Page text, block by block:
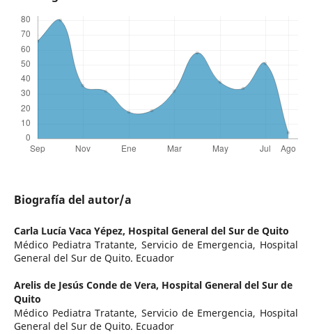
Biografía del autor/a
Carla Lucía Vaca Yépez, Hospital General del Sur de Quito
Médico Pediatra Tratante, Servicio de Emergencia, Hospital
General del Sur de Quito. Ecuador
Arelis de Jesús Conde de Vera, Hospital General del Sur de
Quito
Médico Pediatra Tratante, Servicio de Emergencia, Hospital
General del Sur de Quito. Ecuador